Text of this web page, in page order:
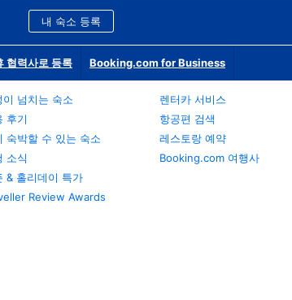
내 숙소 등록
협력사로 등록 Booking.com for Business
이 넘치는 숙소
후기
숙박할 수 있는 숙소
소식
& 홀리데이 특가
Review Awards
렌터카 서비스
항공편 검색
레스토랑 예약
Booking.com 여행사